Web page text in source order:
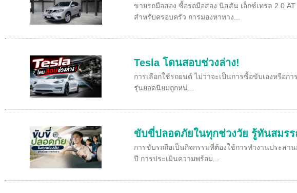
ขายรถมือสอง ซื้อรถมือสอง นิสสัน เอ็กซ์เทรล 2.0
สำหรับครอบครัว การมองหาทาง...
Tesla โดนสอบช่วงล่าง!
การเลือกใช้รถยนต์ ไม่ว่าจะเป็นการซื้อขับเองหรือ
รุ่นยอดนิยมถูกหน่...
ขับขี่ปลอดภัยในทุกช่วงวัย รู้ทันสมรร
การขับรถถือเป็นกิจกรรมที่ต้องใช้การทำงานประส
ปี การประเมินความพร้อม...